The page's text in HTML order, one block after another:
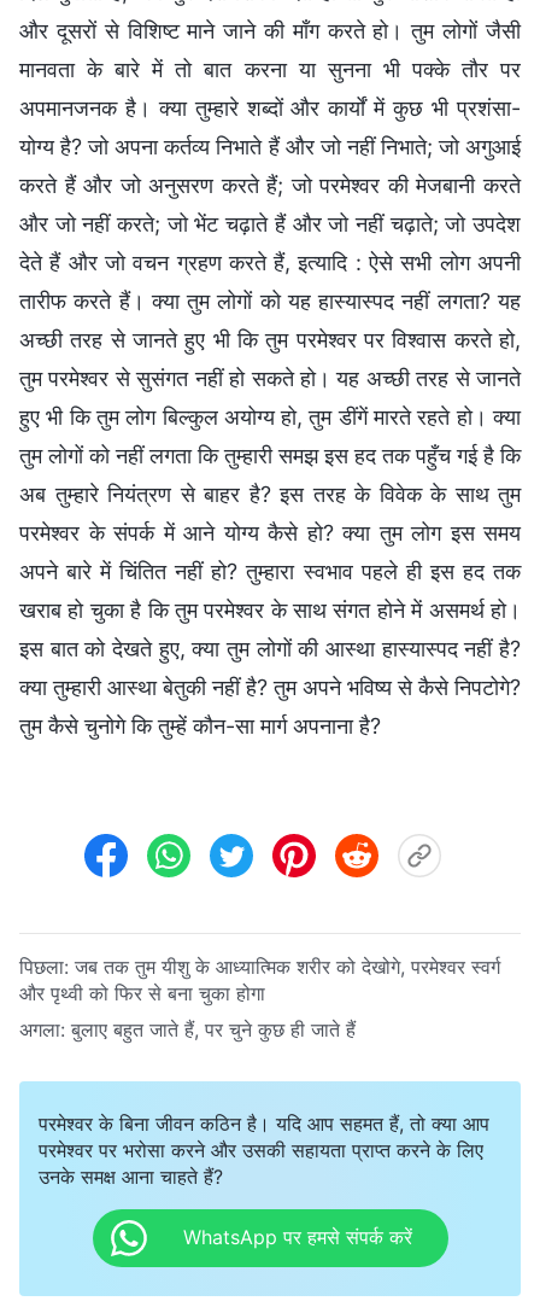
और दूसरों से विशिष्ट माने जाने की माँग करते हो। तुम लोगों जैसी
मानवता के बारे में तो बात करना या सुनना भी पक्के तौर पर
अपमानजनक है। क्या तुम्हारे शब्दों और कार्यों में कुछ भी प्रशंसा-
योग्य है? जो अपना कर्तव्य निभाते हैं और जो नहीं निभाते; जो अगुआई
करते हैं और जो अनुसरण करते हैं; जो परमेश्वर की मेजबानी करते
और जो नहीं करते; जो भेंट चढ़ाते हैं और जो नहीं चढ़ाते; जो उपदेश
देते हैं और जो वचन ग्रहण करते हैं, इत्यादि : ऐसे सभी लोग अपनी
तारीफ करते हैं। क्या तुम लोगों को यह हास्यास्पद नहीं लगता? यह
अच्छी तरह से जानते हुए भी कि तुम परमेश्वर पर विश्वास करते हो,
तुम परमेश्वर से सुसंगत नहीं हो सकते हो। यह अच्छी तरह से जानते
हुए भी कि तुम लोग बिल्कुल अयोग्य हो, तुम डींगें मारते रहते हो। क्या
तुम लोगों को नहीं लगता कि तुम्हारी समझ इस हद तक पहुँच गई है कि
अब तुम्हारे नियंत्रण से बाहर है? इस तरह के विवेक के साथ तुम
परमेश्वर के संपर्क में आने योग्य कैसे हो? क्या तुम लोग इस समय
अपने बारे में चिंतित नहीं हो? तुम्हारा स्वभाव पहले ही इस हद तक
खराब हो चुका है कि तुम परमेश्वर के साथ संगत होने में असमर्थ हो।
इस बात को देखते हुए, क्या तुम लोगों की आस्था हास्यास्पद नहीं है?
क्या तुम्हारी आस्था बेतुकी नहीं है? तुम अपने भविष्य से कैसे निपटोगे?
तुम कैसे चुनोगे कि तुम्हें कौन-सा मार्ग अपनाना है?
पिछला: जब तक तुम यीशु के आध्यात्मिक शरीर को देखोगे, परमेश्वर स्वर्ग
और पृथ्वी को फिर से बना चुका होगा
अगला: बुलाए बहुत जाते हैं, पर चुने कुछ ही जाते हैं
परमेश्वर के बिना जीवन कठिन है। यदि आप सहमत हैं, तो क्या आप
परमेश्वर पर भरोसा करने और उसकी सहायता प्राप्त करने के लिए
उनके समक्ष आना चाहते हैं?
WhatsApp पर हमसे संपर्क करें